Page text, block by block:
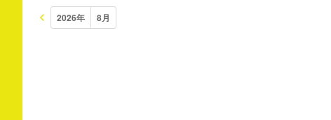
keyboard_arrow_left